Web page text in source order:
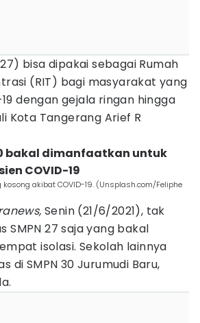
bisa dipakai sebagai Rumah
(RIT) bagi masyarakat yang
dengan gejala ringan hingga
Kota Tangerang Arief R
bakal dimanfaatkan untuk
COVID-19
akibat COVID-19. (Unsplash.com/Feliphe
Senin (21/6/2021), tak
SMPN 27 saja yang bakal
isolasi. Sekolah lainnya
di SMPN 30 Jurumudi Baru,